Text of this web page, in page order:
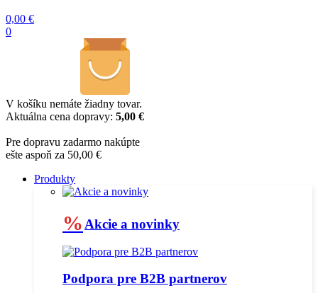
0,00 €
0
V košíku nemáte žiadny tovar.
Aktuálna cena dopravy: 5,00 €
Pre dopravu zadarmo nakúpte
ešte aspoň za 50,00 €
Produkty
% Akcie a novinky
Podpora pre B2B partnerov